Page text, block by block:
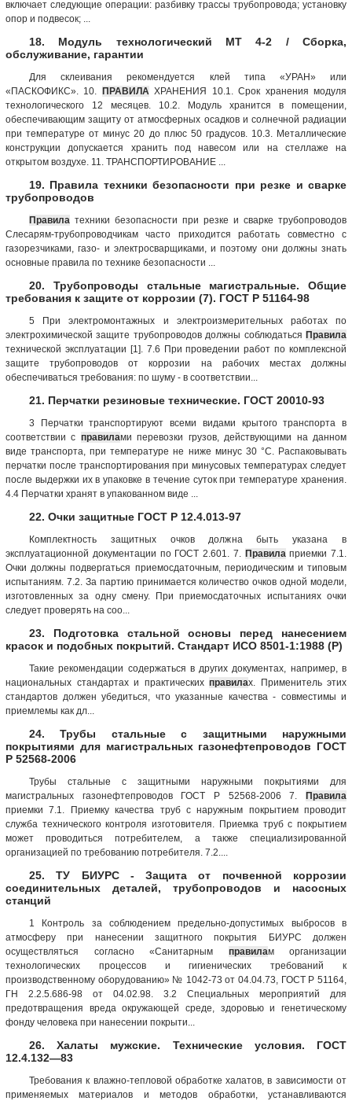
включает следующие операции: разбивку трассы трубопровода; установку
опор и подвесок; ...
18. Модуль технологический МТ 4-2 / Сборка,
обслуживание, гарантии
Для склеивания рекомендуется клей типа «УРАН» или
«ПАСКОФИКС». 10. ПРАВИЛА ХРАНЕНИЯ 10.1. Срок хранения модуля
технологического 12 месяцев. 10.2. Модуль хранится в помещении,
обеспечивающим защиту от атмосферных осадков и солнечной радиации
при температуре от минус 20 до плюс 50 градусов. 10.3. Металлические
конструкции допускается хранить под навесом или на стеллаже на
открытом воздухе. 11. ТРАНСПОРТИРОВАНИЕ ...
19. Правила техники безопасности при резке и сварке
трубопроводов
Правила техники безопасности при резке и сварке трубопроводов
Слесарям-трубопроводчикам часто приходится работать совместно с
газорезчиками, газо- и электросварщиками, и поэтому они должны знать
основные правила по технике безопасности ...
20. Трубопроводы стальные магистральные. Общие
требования к защите от коррозии (7). ГОСТ Р 51164-98
5 При электромонтажных и электроизмерительных работах по
электрохимической защите трубопроводов должны соблюдаться Правила
технической эксплуатации [1]. 7.6 При проведении работ по комплексной
защите трубопроводов от коррозии на рабочих местах должны
обеспечиваться требования: по шуму - в соответствии...
21. Перчатки резиновые технические. ГОСТ 20010-93
3 Перчатки транспортируют всеми видами крытого транспорта в
соответствии с правилами перевозки грузов, действующими на данном
виде транспорта, при температуре не ниже минус 30 °С. Распаковывать
перчатки после транспортирования при минусовых температурах следует
после выдержки их в упаковке в течение суток при температуре хранения.
4.4 Перчатки хранят в упакованном виде ...
22. Очки защитные ГОСТ Р 12.4.013-97
Комплектность защитных очков должна быть указана в
эксплуатационной документации по ГОСТ 2.601. 7. Правила приемки 7.1.
Очки должны подвергаться приемосдаточным, периодическим и типовым
испытаниям. 7.2. За партию принимается количество очков одной модели,
изготовленных за одну смену. При приемосдаточных испытаниях очки
следует проверять на соо...
23. Подготовка стальной основы перед нанесением
красок и подобных покрытий. Стандарт ИСО 8501-1:1988 (Р)
Такие рекомендации содержаться в других документах, например, в
национальных стандартах и практических правилах. Применитель этих
стандартов должен убедиться, что указанные качества - совместимы и
приемлемы как дл...
24. Трубы стальные с защитными наружными
покрытиями для магистральных газонефтепроводов ГОСТ
Р 52568-2006
Трубы стальные с защитными наружными покрытиями для
магистральных газонефтепроводов ГОСТ Р 52568-2006 7. Правила
приемки 7.1. Приемку качества труб с наружным покрытием проводит
служба технического контроля изготовителя. Приемка труб с покрытием
может проводиться потребителем, а также специализированной
организацией по требованию потребителя. 7.2....
25. ТУ БИУРС - Защита от почвенной коррозии
соединительных деталей, трубопроводов и насосных
станций
1 Контроль за соблюдением предельно-допустимых выбросов в
атмосферу при нанесении защитного покрытия БИУРС должен
осуществляться согласно «Санитарным правилам организации
технологических процессов и гигиенических требований к
производственному оборудованию» № 1042-73 от 04.04.73, ГОСТ Р 51164,
ГН 2.2.5.686-98 от 04.02.98. 3.2 Специальных мероприятий для
предотвращения вреда окружающей среде, здоровью и генетическому
фонду человека при нанесении покрыти...
26. Халаты мужские. Технические условия. ГОСТ
12.4.132—83
Требования к влажно-тепловой обработке халатов, в зависимости от
применяемых материалов и методов обработки, устанавливаются